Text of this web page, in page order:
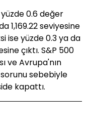
0.6 değer
1,169.22 seviyesine
ise yüzde 0.3 ya da
çıktı. S&P 500
ve Avrupa'nın
sebebiyle
kapattı.